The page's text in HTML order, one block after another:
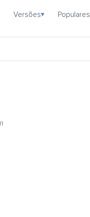
Versões▾ Populares